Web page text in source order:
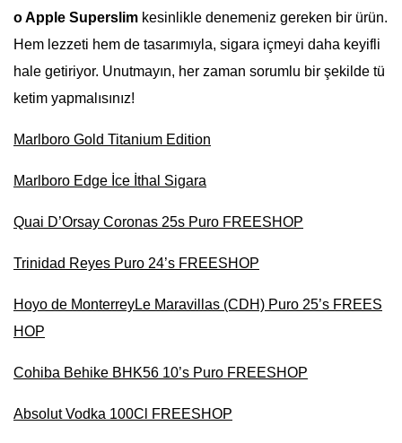
o Apple Superslim kesinlikle denemeniz gereken bir ürün.
Hem lezzeti hem de tasarımıyla, sigara içmeyi daha keyifli
hale getiriyor. Unutmayın, her zaman sorumlu bir şekilde tü
ketim yapmalısınız!
Marlboro Gold Titanium Edition
Marlboro Edge İce İthal Sigara
Quai D’Orsay Coronas 25s Puro FREESHOP
Trinidad Reyes Puro 24’s FREESHOP
Hoyo de MonterreyLe Maravillas (CDH) Puro 25’s FREES
HOP
Cohiba Behike BHK56 10’s Puro FREESHOP
Absolut Vodka 100Cl FREESHOP